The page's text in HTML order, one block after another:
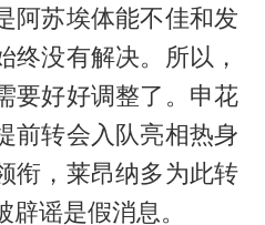
阿苏埃体能不佳和发
终没有解决。所以，
要好好调整了。申花
前转会入队亮相热身
衔，莱昂纳多为此转
谣是假消息。